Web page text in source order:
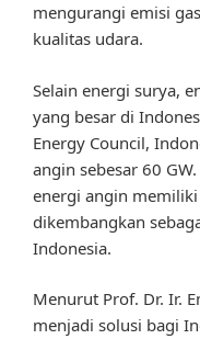
mengurangi emisi
kualitas udara.
Selain energi surya,
yang besar di
Energy Council,
angin sebesar 60
energi angin
dikembangkan
Indonesia.
Menurut Prof. Dr. Ir.
menjadi solusi bagi